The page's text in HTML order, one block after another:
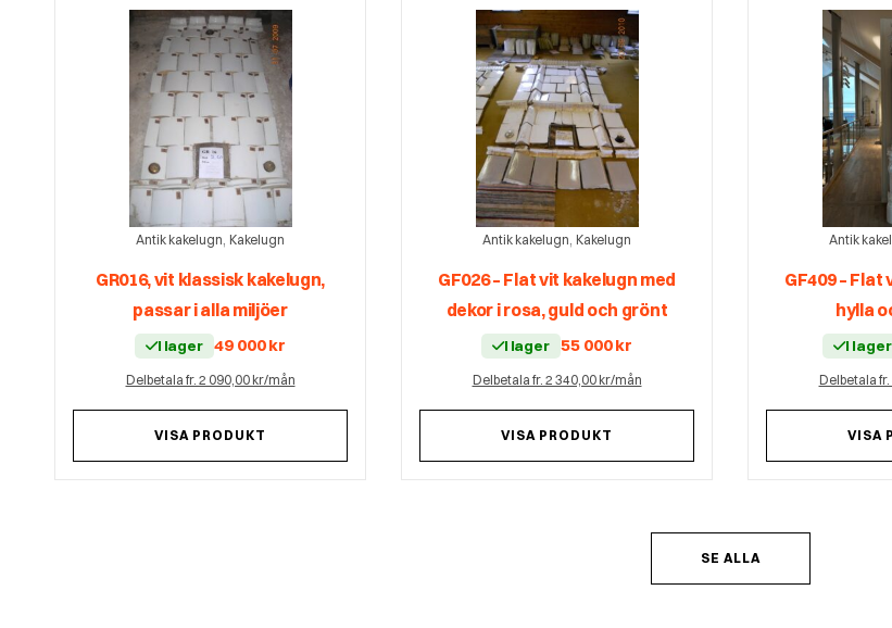
Antik kakelugn, Kakelugn
GR016, vit klassisk kakelugn,
passar i alla miljöer
I lager 49 000kr
Delbetala fr. 2 090,00 kr/mån
VISA PRODUKT
Antik kakelugn, Kakelugn
GF026 – Flat vit kakelugn med
dekor i rosa, guld och grönt
I lager 55 000kr
Delbetala fr. 2 340,00 kr/mån
VISA PRODUKT
Antik
GF409 –
hylla
I lager
Delbetala
VISA
SE ALLA